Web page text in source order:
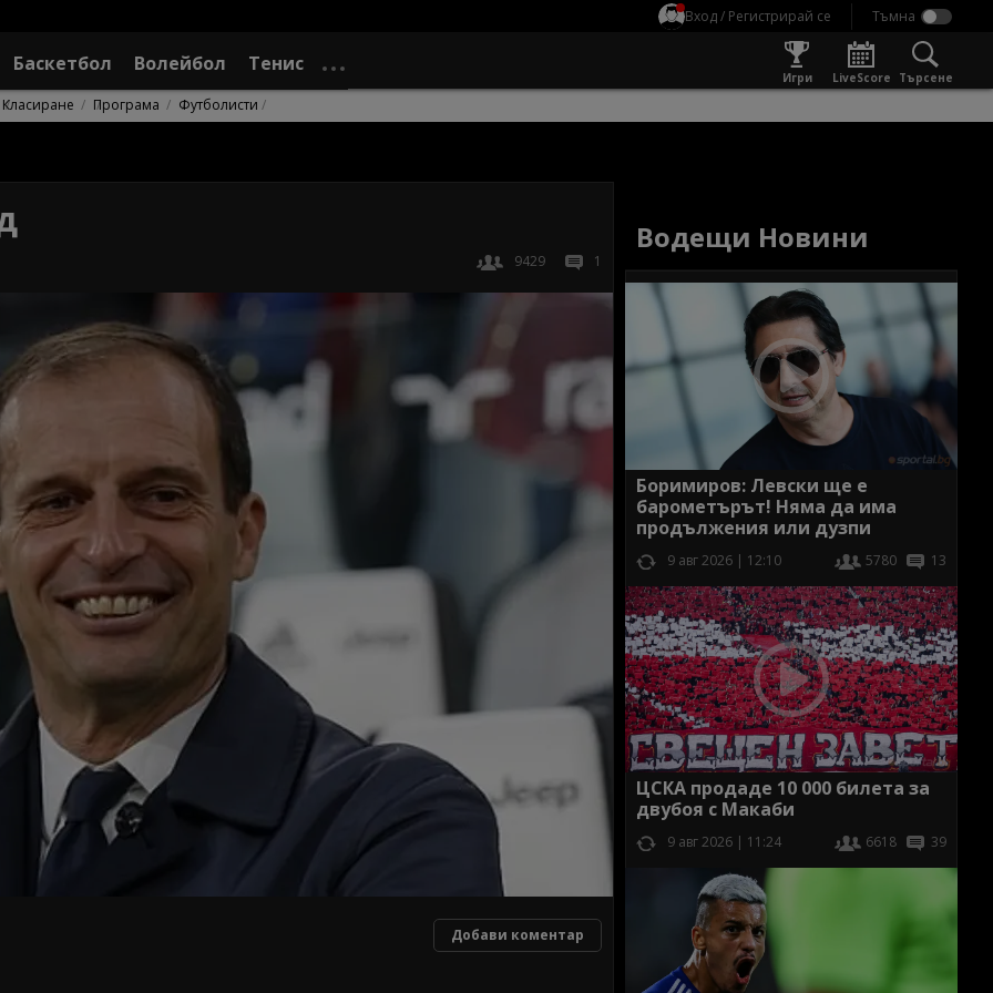
Вход / Регистрирай се
Баскетбол Волейбол Тенис
Игри LiveScore Търсене
Класиране Програма Футболисти
9429 1
Добави коментар
Водещи Новини
Боримиров: Левски ще е
барометърът! Няма да има
продължения или дузпи
9 авг 2026 | 12:10 5780 13
ЦСКА продаде 10 000 билета за
двубоя с Макаби
9 авг 2026 | 11:24 6618 39